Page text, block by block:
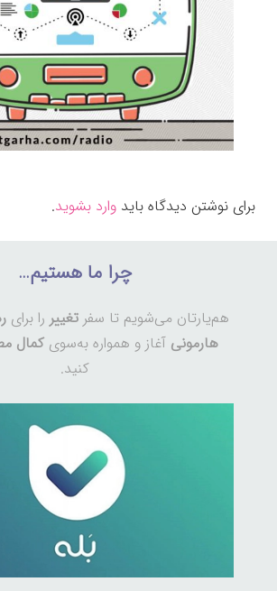
برای نوشتن دیدگاه باید وارد بشوید.
چرا ما هستیم…
هم‌یارتان می‌شویم تا سفر تغییر را برای
هارمونی آغاز و همواره به‌سوی کمال
کنید.